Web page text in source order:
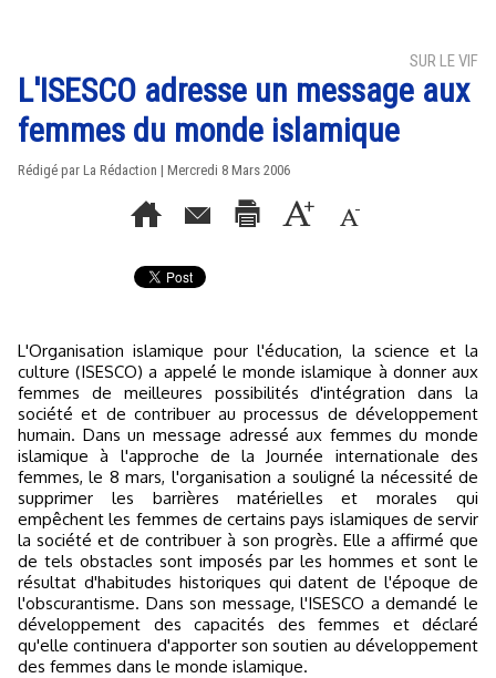
SUR LE VIF
L'ISESCO adresse un message aux
femmes du monde islamique
Rédigé par La Rédaction | Mercredi 8 Mars 2006
L'Organisation islamique pour l'éducation, la science et la
culture (ISESCO) a appelé le monde islamique à donner aux
femmes de meilleures possibilités d'intégration dans la
société et de contribuer au processus de développement
humain. Dans un message adressé aux femmes du monde
islamique à l'approche de la Journée internationale des
femmes, le 8 mars, l'organisation a souligné la nécessité de
supprimer les barrières matérielles et morales qui
empêchent les femmes de certains pays islamiques de servir
la société et de contribuer à son progrès. Elle a affirmé que
de tels obstacles sont imposés par les hommes et sont le
résultat d'habitudes historiques qui datent de l'époque de
l'obscurantisme. Dans son message, l'ISESCO a demandé le
développement des capacités des femmes et déclaré
qu'elle continuera d'apporter son soutien au développement
des femmes dans le monde islamique.